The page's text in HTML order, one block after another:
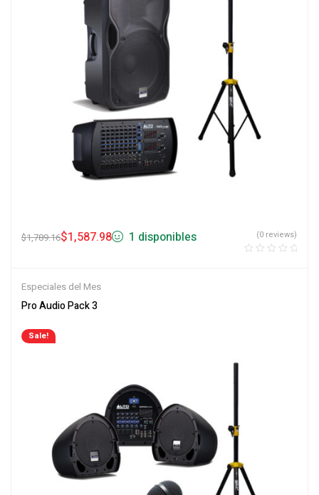
$1,789.16$1,587.98 1 disponibles (0 reviews)
Especiales del Mes
Pro Audio Pack 3
Sale!